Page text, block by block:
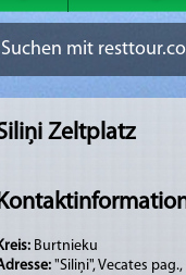
Zeltplatz
Burtnieku
"Siliņi", Vecates